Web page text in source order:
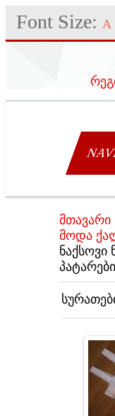
Font Size: A
მთავარი
მოდა
ნაქსოვი